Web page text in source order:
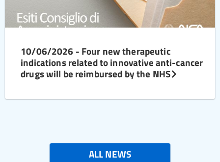
10/06/2026 - Four new therapeutic
indications related to innovative anti-cancer
drugs will be reimbursed by the NHS
ALL NEWS